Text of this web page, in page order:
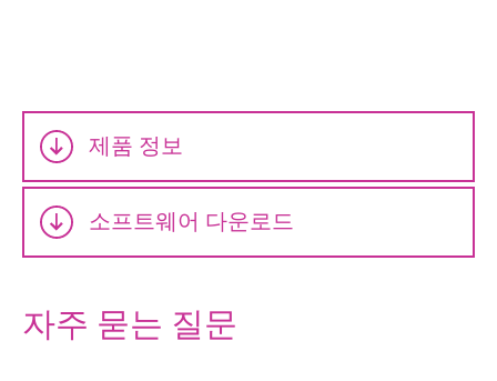
제품 정보
소프트웨어 다운로드
자주 묻는 질문